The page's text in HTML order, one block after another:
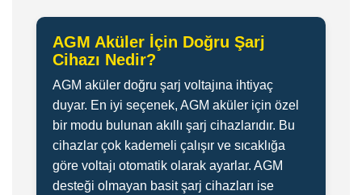
AGM Aküler İçin Doğru Şarj
Cihazı Nedir?
AGM aküler doğru şarj voltajına ihtiyaç
duyar. En iyi seçenek, AGM aküler için özel
bir modu bulunan akıllı şarj cihazlarıdır. Bu
cihazlar çok kademeli çalışır ve sıcaklığa
göre voltajı otomatik olarak ayarlar. AGM
desteği olmayan basit şarj cihazları ise